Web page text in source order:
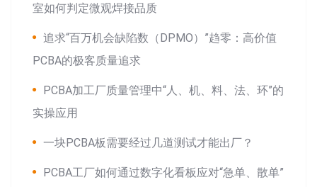
室如何判定微观焊接品质
追求“百万机会缺陷数（DPMO）”趋零：高价值
PCBA的极客质量追求
PCBA加工厂质量管理中“人、机、料、法、环”的
实操应用
一块PCBA板需要经过几道测试才能出厂？
PCBA工厂如何通过数字化看板应对“急单、散单”